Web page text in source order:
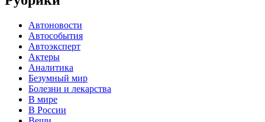
Автоновости
Автособытия
Автоэксперт
Актеры
Аналитика
Безумный мир
Болезни и лекарства
В мире
В России